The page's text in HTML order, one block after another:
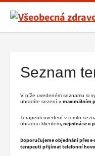
Všeobecná
zdravotní
hlavní
stránka
Seznam
V níže uvedeném seznamu si
uhradíte sezení v maximálním
Terapeuti uvedení v tomto
úhradou klientem, nejedná se o
Doporučujeme objednání přes
terapeuti přijímat telefonní